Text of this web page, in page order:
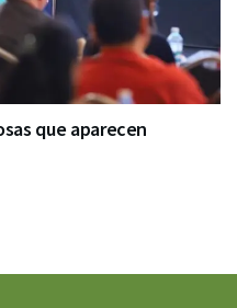
que aparecen